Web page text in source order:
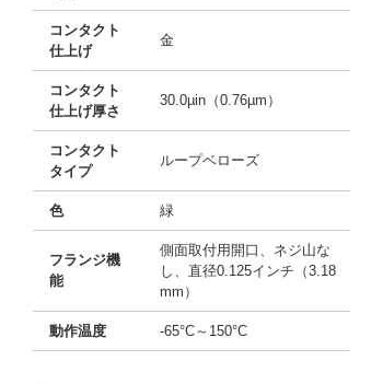
コンタクト
仕上げ
金
コンタクト
仕上げ厚さ
30.0µin（0.76µm）
コンタクト
タイプ
ループベローズ
色 緑
フランジ機
能
側面取付用開口、ネジ山な
し、直径0.125インチ（3.18
mm）
動作温度 -65°C～150°C